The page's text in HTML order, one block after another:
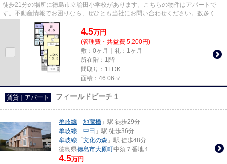
徒歩21分の場所に徳島市立論田小学校があります。こちらの物件はアパートで
す。不動産情報でお困りなら、ぜひとも当社にお問い合わせください。数多くの
物件をご用意してお待ちしてお...
4.5万円
(管理費・共益費 5,200円)
敷：0ヶ月｜礼：1ヶ月
所在階：1階
間取り：1LDK
面積：46.06㎡
賃貸｜アパート フィールドビーチ１
牟岐線 「 地蔵橋 」駅 徒歩29分
牟岐線 「 中田 」駅 徒歩36分
牟岐線 「 文化の森 」駅 徒歩48分
徳島県徳島市大原町中須７番地１
4.5万円